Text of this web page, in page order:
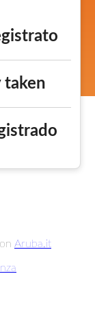
taken
Aruba.it